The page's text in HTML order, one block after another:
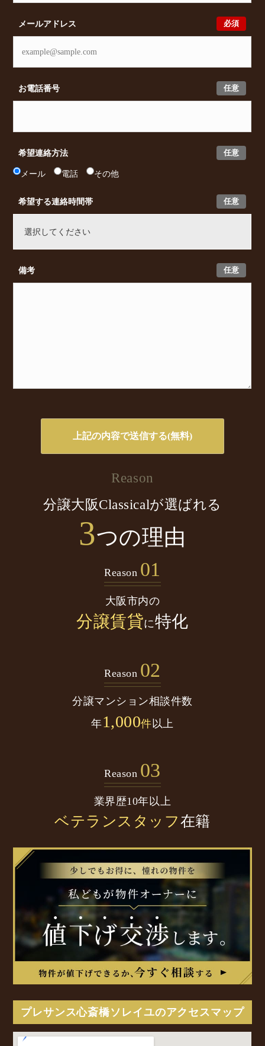
必須
メールアドレス
任意
お電話番号
任意
希望連絡方法
メール 電話 その他
任意
希望する連絡時間帯
任意
備考
Reason
分譲大阪Classicalが選ばれる
3つの理由
Reason 01
大阪市内の
分譲賃貸に特化
Reason 02
分譲マンション相談件数
年1,000件以上
Reason 03
業界歴10年以上
ベテランスタッフ在籍
プレサンス心斎橋ソレイユのアクセスマップ